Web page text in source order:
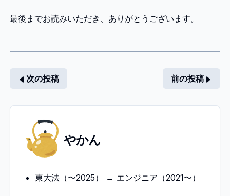
最後までお読みいただき、ありがとうございます。
次の投稿 前の投稿
か
やかん
東大法（〜2025） → エンジニア（2021〜）